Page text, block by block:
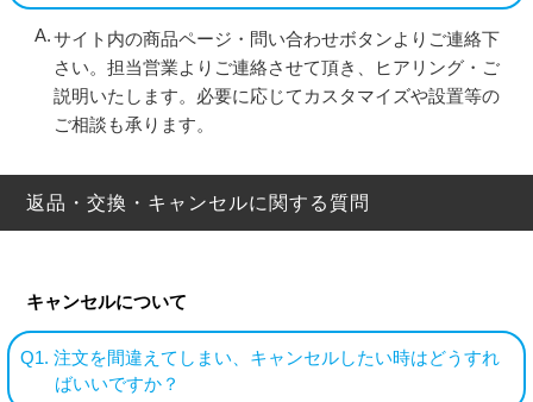
サイト内の商品ページ・問い合わせボタンよりご連絡下
さい。担当営業よりご連絡させて頂き、ヒアリング・ご
説明いたします。必要に応じてカスタマイズや設置等の
ご相談も承ります。
返品・交換・キャンセルに関する質問
キャンセルについて
Q1. 注文を間違えてしまい、キャンセルしたい時はどうすれ
ばいいですか？